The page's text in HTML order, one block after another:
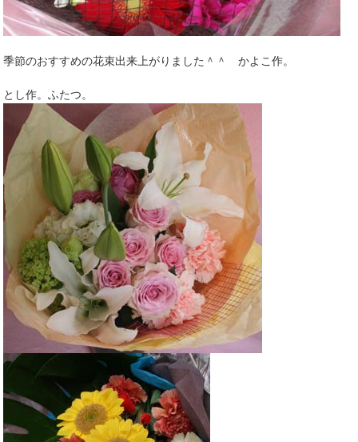
季節のおすすめの花束出来上がりました＾＾ かよこ作。
とし作。ふたつ。